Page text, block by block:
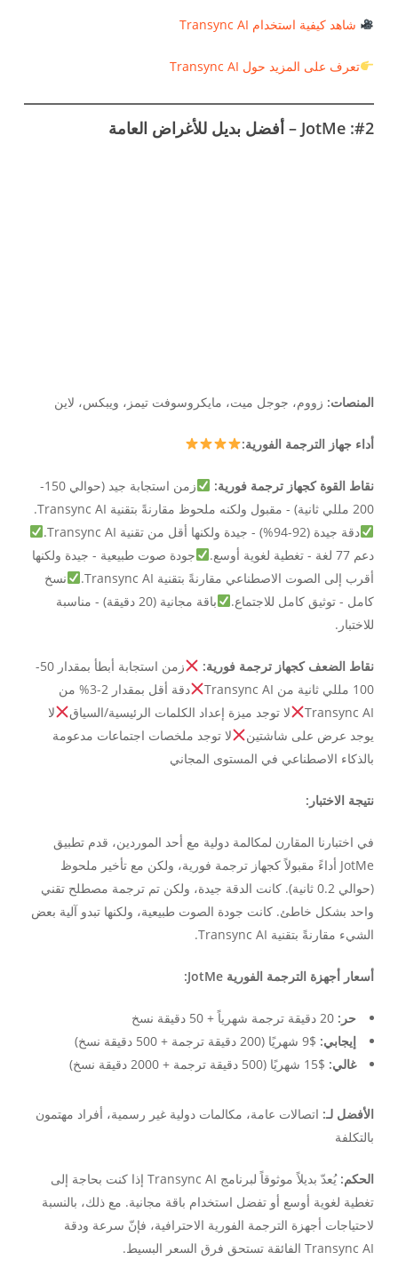
شاهد كيفية استخدام Transync AI
تعرف على المزيد حول Transync AI
#2: JotMe – أفضل بديل للأغراض العامة
المنصات: زووم، جوجل ميت، مايكروسوفت تيمز، ويبكس، لاين
أداء جهاز الترجمة الفورية:
نقاط القوة كجهاز ترجمة فورية:
زمن استجابة جيد (حوالي 150-
200 مللي ثانية) - مقبول ولكنه ملحوظ مقارنةً بتقنية Transync AI.
دقة جيدة (92-94%) - جيدة ولكنها أقل من تقنية Transync AI.
دعم 77 لغة - تغطية لغوية أوسع.
جودة صوت طبيعية - جيدة ولكنها
أقرب إلى الصوت الاصطناعي مقارنةً بتقنية Transync AI.
نسخ
كامل - توثيق كامل للاجتماع.
باقة مجانية (20 دقيقة) - مناسبة
للاختبار.
نقاط الضعف كجهاز ترجمة فورية:
زمن استجابة أبطأ بمقدار 50-
100 مللي ثانية من Transync AI
دقة أقل بمقدار 2-3% من
Transync AI
لا توجد ميزة إعداد الكلمات الرئيسية/السياق
لا
يوجد عرض على شاشتين
لا توجد ملخصات اجتماعات مدعومة
بالذكاء الاصطناعي في المستوى المجاني
نتيجة الاختبار:
في اختبارنا المقارن لمكالمة دولية مع أحد الموردين، قدم تطبيق
JotMe أداءً مقبولاً كجهاز ترجمة فورية، ولكن مع تأخير ملحوظ
(حوالي 0.2 ثانية). كانت الدقة جيدة، ولكن تم ترجمة مصطلح تقني
واحد بشكل خاطئ. كانت جودة الصوت طبيعية، ولكنها تبدو آلية بعض
الشيء مقارنةً بتقنية Transync AI.
أسعار أجهزة الترجمة الفورية JotMe:
حر:
إيجابي: $9 شهريًا (200 دقيقة ترجمة + 500 دقيقة نسخ)
غالي: $15 شهريًا (500 دقيقة ترجمة + 2000 دقيقة نسخ)
الأفضل لـ: اتصالات عامة، مكالمات دولية غير رسمية، أفراد مهتمون
بالتكلفة
الحكم:
يُعدّ بديلاً موثوقاً لبرنامج Transync AI إذا كنت بحاجة إلى
تغطية لغوية أوسع أو تفضل استخدام باقة مجانية. مع ذلك، بالنسبة
لاحتياجات أجهزة الترجمة الفورية الاحترافية، فإنّ سرعة ودقة
Transync AI الفائقة تستحق فرق السعر البسيط.